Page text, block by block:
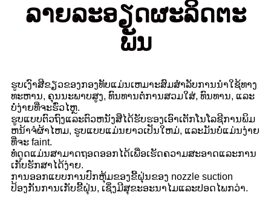
ລາຍ​ລະ​ອຽດ​ຜະ​ລິດ​ຕະ​
ພັນ​
ຮູບເງົາສີຂຽວຂອງກອງທັບແມ່ນເຫມາະສົມສໍາລັບການນໍາໃຊ້ທາງ
ທະຫານ, ຄຸນນະພາບສູງ, ທົນທານຕໍ່ການສວມໃສ່, ທົນທານ, ແລະ
ບໍ່ງ່າຍທີ່ຈະຮົ່ວໄຫຼ.
ຮູບ​ແບບ​ຕົວ​ຖົງ​ແລະ​ຕົວ​ຫນັງ​ສື​ໄດ້​ຮັບ​ຮອງ​ເອົາ​ເຕັກ​ໂນ​ໂລ​ຊີ​ການ​ພິມ​
ຫນ້າ​ຈໍ​ຜ້າ​ໄຫມ​, ຮູບ​ແບບ​ແມ່ນ​ຍາວ​ເປັນ​ໃຫມ່​, ແລະ​ມັນ​ບໍ່​ແມ່ນ​ງ່າຍ​
ທີ່​ຈະ faint​.
ທໍ່ດູດແມ່ນສາມາດຖອດອອກໄດ້ເພື່ອເຮັດຄວາມສະອາດແລະການ
ເກັບຮັກສາໄດ້ງ່າຍ.
ການອອກແບບການປົກຫຸ້ມຂອງຂີ້ຝຸ່ນຂອງ nozzle suction
ປ້ອງກັນການເກັບຂີ້ຝຸ່ນ, ເຊິ່ງມີສຸຂະອະນາໄມແລະປອດໄພກວ່າ.